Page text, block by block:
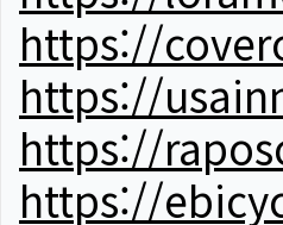
https://
https://
https://
https://